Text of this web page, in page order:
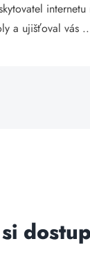
internetu
a ujišťoval vás